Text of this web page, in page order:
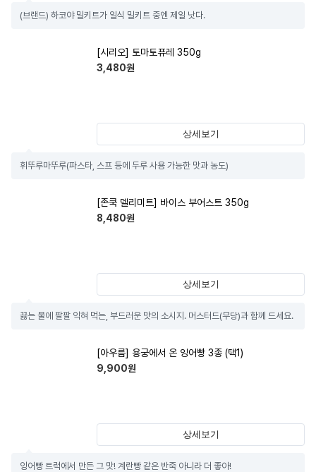
(브랜드) 하코야 밀키트가 일식 밀키트 중엔 제일 낫다.
[시리오] 토마토퓨레 350g
3,480원
상세보기
휘뚜루마뚜루(파스타, 스프 등에 두루 사용 가능한 맛과 농도)
[존쿡 델리미트] 바이스 부어스트 350g
8,480원
상세보기
끓는 물에 팔팔 익혀 먹는, 부드러운 맛의 소시지. 머스터드(무당)과 함께 드세요.
[아우름] 용궁에서 온 잉어빵 3종 (택1)
9,900원
상세보기
잉어빵 트럭에서 만든 그 맛! 계란빵 같은 반죽 아니라 더 좋아!